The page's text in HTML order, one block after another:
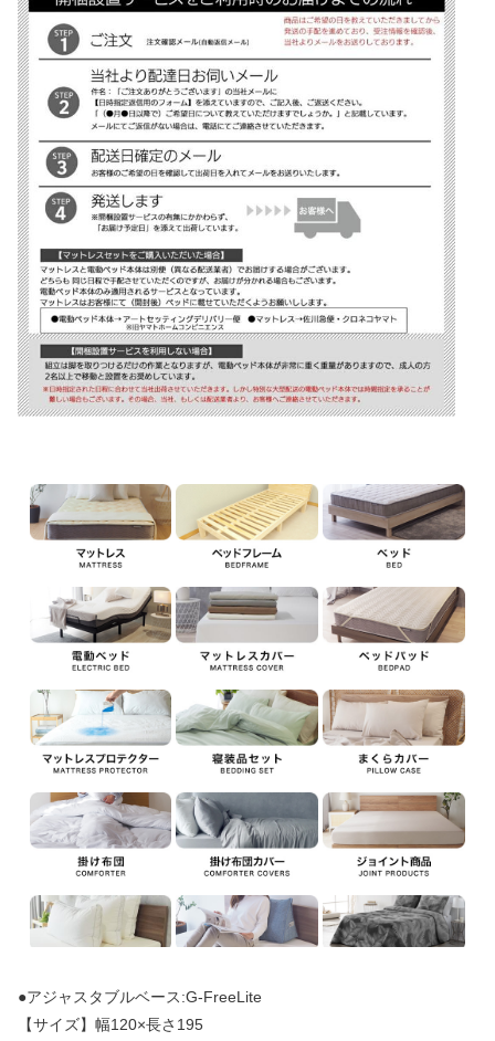
●アジャスタブルベース:G-FreeLite
【サイズ】幅120×長さ195